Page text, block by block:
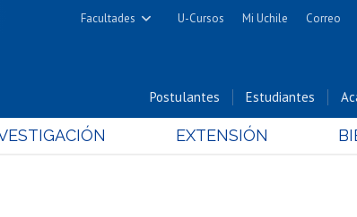
Facultades
Cs. Físicas y Matemáticas
Cs.
Cs. Químicas y Farmacéuticas
U-Cursos Mi Uchile Correo
Postulantes Estudiantes
EXTENSIÓN